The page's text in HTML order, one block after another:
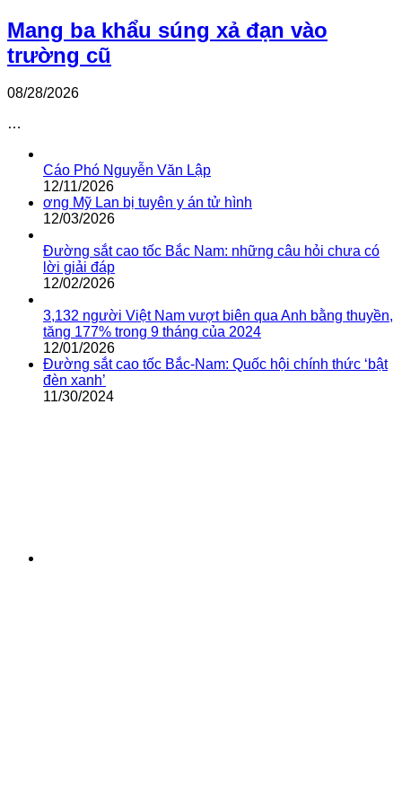
Mang ba khẩu súng xả đạn vào
trường cũ
08/28/2026
…
Cáo Phó Nguyễn Văn Lập
12/11/2026
ơng Mỹ Lan bị tuyên y án tử hình
12/03/2026
Đường sắt cao tốc Bắc Nam: những câu hỏi chưa có
lời giải đáp
12/02/2026
3,132 người Việt Nam vượt biên qua Anh bằng thuyền,
tăng 177% trong 9 tháng của 2024
12/01/2026
Đường sắt cao tốc Bắc-Nam: Quốc hội chính thức ‘bật
đèn xanh’
11/30/2024